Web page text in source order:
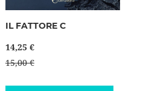
IL FATTORE C
14,25 €
15,00 €